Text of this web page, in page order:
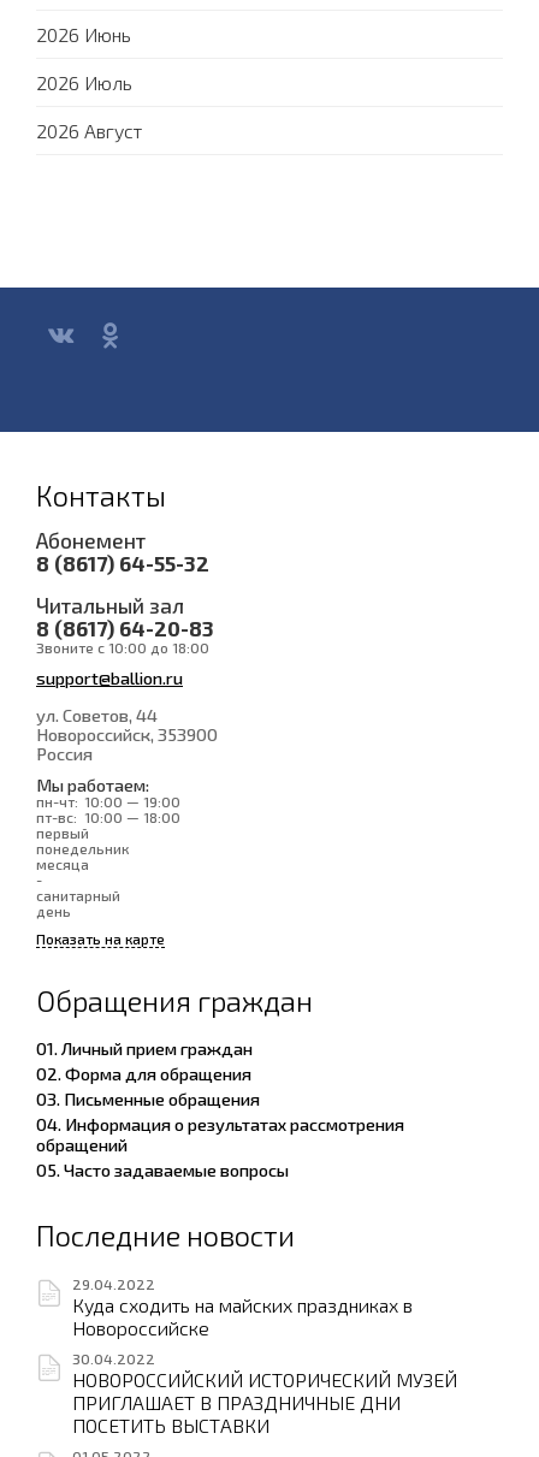
2026 Июнь
2026 Июль
2026 Август
Контакты
Абонемент
8 (8617) 64-55-32
Читальный зал
8 (8617) 64-20-83
Звоните с 10:00 до 18:00
support@ballion.ru
ул. Советов, 44
Новороссийск , 353900
Россия
Мы работаем:
пн-чт: 10:00 — 19:00
пт-вс: 10:00 — 18:00
первый
понедельник
месяца
-
санитарный
день
Показать на карте
Обращения граждан
01. Личный прием граждан
02. Форма для обращения
03. Письменные обращения
04. Информация о результатах рассмотрения
обращений
05. Часто задаваемые вопросы
Последние новости
29.04.2022
Куда сходить на майских праздниках в
Новороссийске
30.04.2022
НОВОРОССИЙСКИЙ ИСТОРИЧЕСКИЙ МУЗЕЙ
ПРИГЛАШАЕТ В ПРАЗДНИЧНЫЕ ДНИ
ПОСЕТИТЬ ВЫСТАВКИ